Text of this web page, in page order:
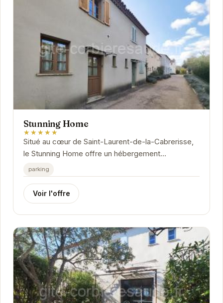
Stunning Home
★★★★★
Situé au cœur de Saint-Laurent-de-la-Cabrerisse,
le Stunning Home offre un hébergement
exceptionnel. Avec son atmosphère chaleureuse et
ses...
parking
Voir l'offre